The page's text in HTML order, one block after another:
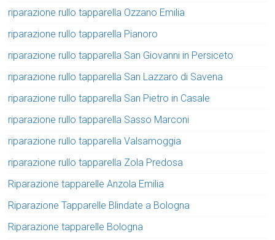
riparazione rullo tapparella Ozzano Emilia
riparazione rullo tapparella Pianoro
riparazione rullo tapparella San Giovanni in Persiceto
riparazione rullo tapparella San Lazzaro di Savena
riparazione rullo tapparella San Pietro in Casale
riparazione rullo tapparella Sasso Marconi
riparazione rullo tapparella Valsamoggia
riparazione rullo tapparella Zola Predosa
Riparazione tapparelle Anzola Emilia
Riparazione Tapparelle Blindate a Bologna
Riparazione tapparelle Bologna